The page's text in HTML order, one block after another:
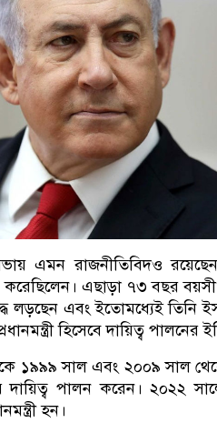
এমন রাজনীতিবিদও
এছাড়া ৭৩ বছর বয়সী
লড়ছেন এবং ইতোমধ্যেই তিনি
হিসেবে দায়িত্ব পালনের
১৯৯৯ সাল এবং ২০০৯ সাল
দায়িত্ব পালন করেন। ২০২২
হন।